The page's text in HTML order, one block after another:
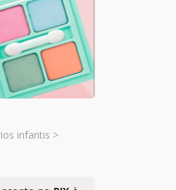
infantis >